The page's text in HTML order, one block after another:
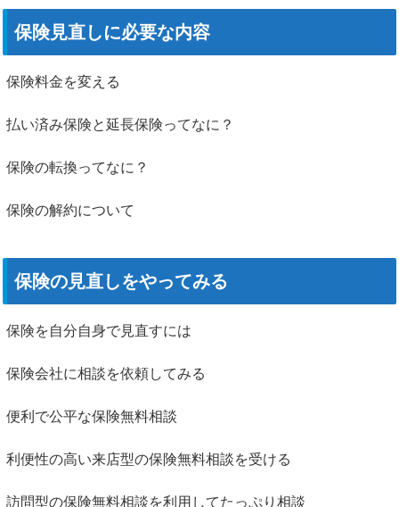
保険見直しに必要な内容
保険料金を変える
払い済み保険と延長保険ってなに？
保険の転換ってなに？
保険の解約について
保険の見直しをやってみる
保険を自分自身で見直すには
保険会社に相談を依頼してみる
便利で公平な保険無料相談
利便性の高い来店型の保険無料相談を受ける
訪問型の保険無料相談を利用してたっぷり相談